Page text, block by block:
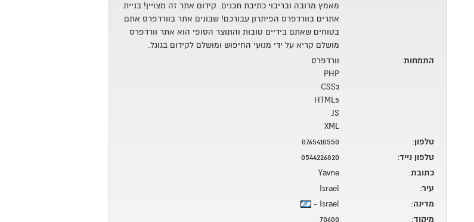
מאמץ מרובה ובריבוי כתיבת תכנים. קידום אתר זה מצויין! בניית
אתרים בוורדפרס הפיתרון עבורכם! שבונים אתר בוורדפרס אתם
בטוחים שאתם בידיים טובות והתוצר הסופי הוא אתר וורדפרס
מושלם קריא על ידי מנועי החיפוש ומושלם לקידום בגוגל.
התמחות:
וורדפרס
PHP
CSS3
HTML5
JS
XML
טלפון:
0765410550
טלפון נייד:
0544226820
כתובת:
Yavne
עיר:
Israel
מדינה:
Israel -
מיקוד:
70600